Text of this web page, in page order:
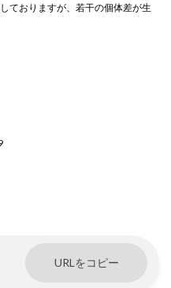
ておりますが、若干の個体差が生
URLをコピー